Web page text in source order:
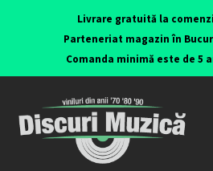
Livrare gratuită la
Parteneriat magazin în
Comanda minimă este de 5